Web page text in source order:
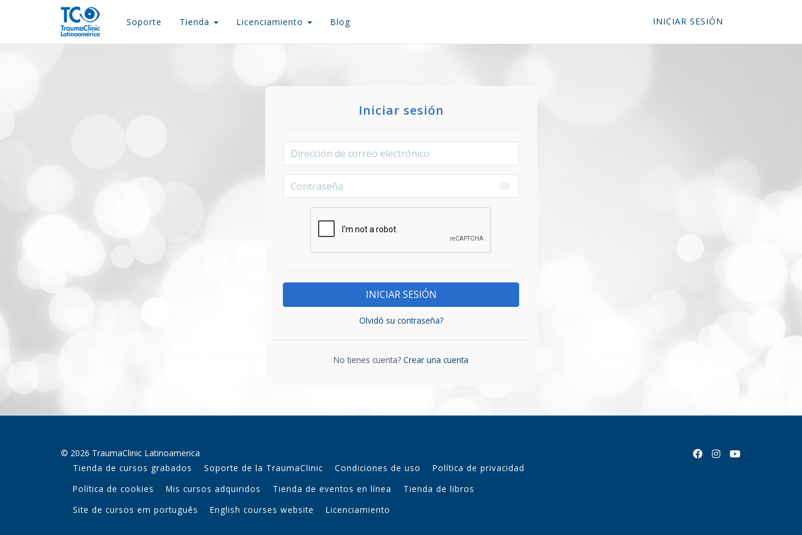
Soporte Tienda Licenciamiento Blog INICIAR SESIÓN
Iniciar sesión
INICIAR SESIÓN
Olvidó su contraseña?
No tienes cuenta? Crear una cuenta
© 2026 TraumaClinic Latinoamerica
Tienda de cursos grabados
Soporte de la TraumaClinic Condiciones de uso
Política de privacidad
Política de cookies
Mis cursos adquiridos Tienda de eventos en línea
Tienda de libros
Site de cursos em português
English courses website Licenciamiento